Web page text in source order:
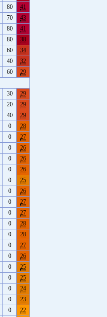
80
41
70
43
80
41
80
38
60
34
40
32
60
29
30
29
20
29
40
29
0
28
0
27
0
26
0
26
0
26
0
25
0
26
0
27
0
27
0
28
0
28
0
27
0
26
0
25
0
25
0
24
0
23
0
22